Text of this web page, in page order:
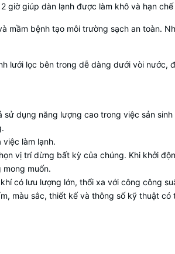
giờ giúp dàn lạnh được làm khô và hạn chế
mầm bệnh tạo môi trường sạch an toàn.
lưới lọc bên trong dễ dàng dưới vòi nước,
sử dụng năng lượng cao trong việc sản
làm lạnh.
vị trí dừng bất kỳ của chúng. Khi khởi
muốn.
có lưu lượng lớn, thổi xa với công công
màu sắc, thiết kế và thông số kỹ thuật